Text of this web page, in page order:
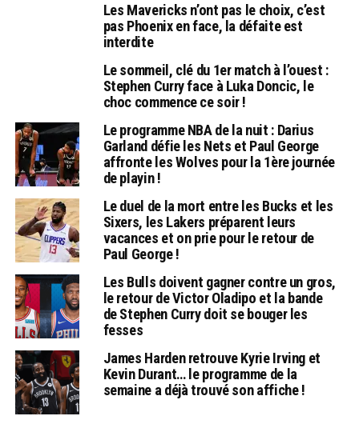
Les Mavericks n’ont pas le choix, c’est
pas Phoenix en face, la défaite est
interdite
Le sommeil, clé du 1er match à l’ouest :
Stephen Curry face à Luka Doncic, le
choc commence ce soir !
Le programme NBA de la nuit : Darius
Garland défie les Nets et Paul George
affronte les Wolves pour la 1ère journée
de playin !
Le duel de la mort entre les Bucks et les
Sixers, les Lakers préparent leurs
vacances et on prie pour le retour de
Paul George !
Les Bulls doivent gagner contre un gros,
le retour de Victor Oladipo et la bande
de Stephen Curry doit se bouger les
fesses
James Harden retrouve Kyrie Irving et
Kevin Durant… le programme de la
semaine a déjà trouvé son affiche !